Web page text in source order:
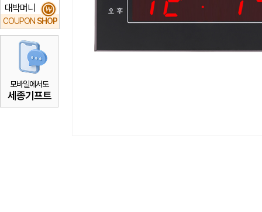
대박머니
COUPON SHOP
₩
모바일에서도
세종기프트